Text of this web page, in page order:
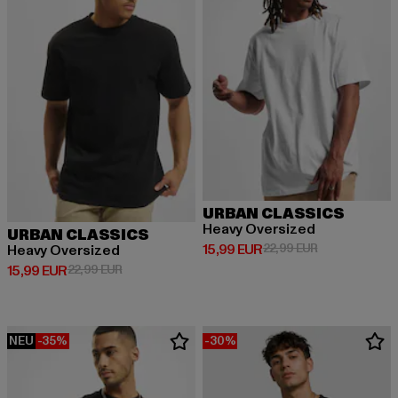
URBAN CLASSICS
Heavy Oversized
15,99 EUR
Derzeitiger Preis: 15,99 EUR
22,99 EURAktionspreis: 22,99 EUR
URBAN CLASSICS
Heavy Oversized
15,99 EUR
Derzeitiger Preis: 15,99 EUR
22,99 EURAktionspreis:
NEU -35% -30%